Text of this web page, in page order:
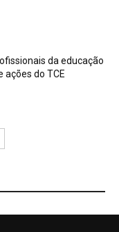
da educação
ações do TCE